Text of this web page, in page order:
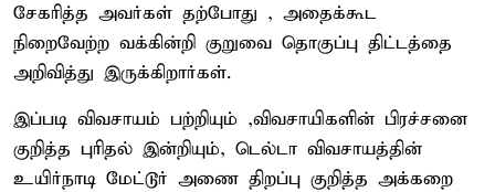
சேகரித்த அவர்கள் தற்போது , அதைக்கூட
நிறைவேற்ற வக்கின்றி குறுவை தொகுப்பு திட்டத்தை
அறிவித்து இருக்கிறார்கள்.
இப்படி விவசாயம் பற்றியும் ,விவசாயிகளின் பிரச்சனை
குறித்த புரிதல் இன்றியும், டெல்டா விவசாயத்தின்
உயிர்நாடி மேட்டூர் அணை திறப்பு குறித்த அக்கறை